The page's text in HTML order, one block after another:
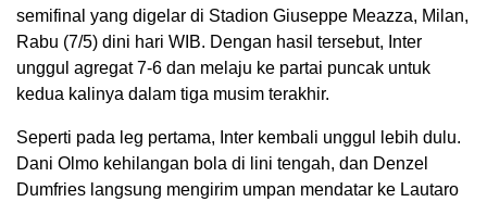
semifinal yang digelar di Stadion Giuseppe Meazza, Milan,
Rabu (7/5) dini hari WIB. Dengan hasil tersebut, Inter
unggul agregat 7-6 dan melaju ke partai puncak untuk
kedua kalinya dalam tiga musim terakhir.
Seperti pada leg pertama, Inter kembali unggul lebih dulu.
Dani Olmo kehilangan bola di lini tengah, dan Denzel
Dumfries langsung mengirim umpan mendatar ke Lautaro